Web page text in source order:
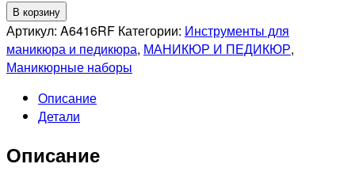
Количество
товара
MERTZ
A6416RF
маникюрный
В корзину
Артикул: A6416RF Категории: Инструменты для
маникюра и педикюра, МАНИКЮР И ПЕДИКЮР,
Маникюрные наборы
Описание
Детали
Описание